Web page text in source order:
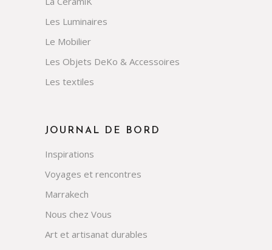
Les Luminaires
Le Mobilier
Les Objets DeKo & Accessoires
Les textiles
JOURNAL DE BORD
Inspirations
Voyages et rencontres
Marrakech
Nous chez Vous
Art et artisanat durables